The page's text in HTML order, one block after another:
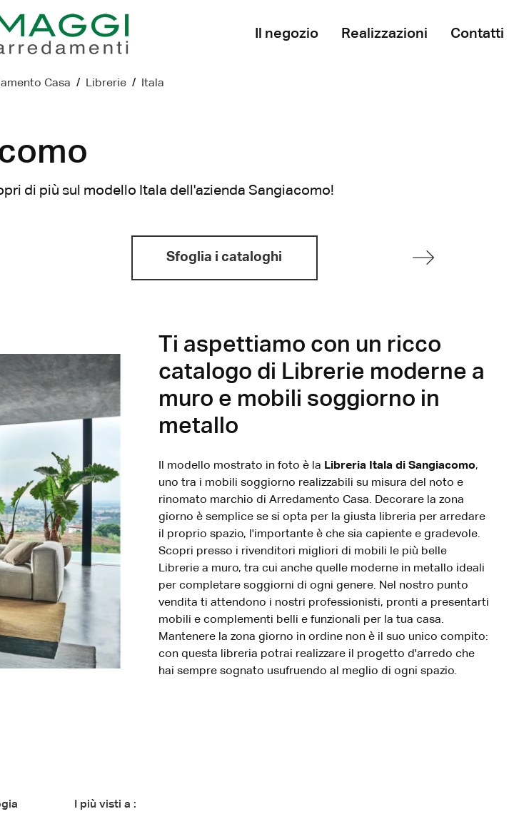
Il negozio Realizzazioni Contatti
Casa / Librerie / Itala
di più sul modello Itala dell'azienda Sangiacomo!
Sfoglia i cataloghi
Ti aspettiamo con un ricco
catalogo di Librerie moderne a
muro e mobili soggiorno in
metallo
Il modello mostrato in foto è la Libreria Itala di Sangiacomo,
uno tra i mobili soggiorno realizzabili su misura del noto e
rinomato marchio di Arredamento Casa. Decorare la zona
giorno è semplice se si opta per la giusta libreria per arredare
il proprio spazio, l'importante è che sia capiente e gradevole.
Scopri presso i rivenditori migliori di mobili le più belle
Librerie a muro, tra cui anche quelle moderne in metallo ideali
per completare soggiorni di ogni genere. Nel nostro punto
vendita ti attendono i nostri professionisti, pronti a presentarti
mobili e complementi belli e funzionali per la tua casa.
Mantenere la zona giorno in ordine non è il suo unico compito:
con questa libreria potrai realizzare il progetto d'arredo che
hai sempre sognato usufruendo al meglio di ogni spazio.
I più visti a :